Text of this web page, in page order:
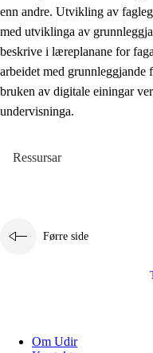
enn andre. Utvikling av
med utviklinga av
beskrive i læreplanane for
arbeidet med grunnleggjande
bruken av digitale einingar
undervisninga.
Ressursar
Førre side
Om Udir